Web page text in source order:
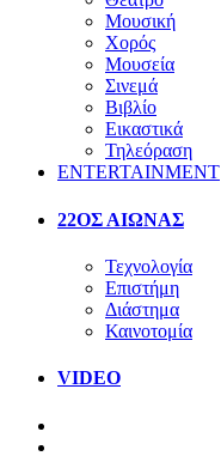
Μουσική
Χορός
Μουσεία
Σινεμά
Βιβλίο
Εικαστικά
Τηλεόραση
ENTERTAINMENT
22ΟΣ ΑΙΩΝΑΣ
Τεχνολογία
Επιστήμη
Διάστημα
Καινοτομία
VIDEO